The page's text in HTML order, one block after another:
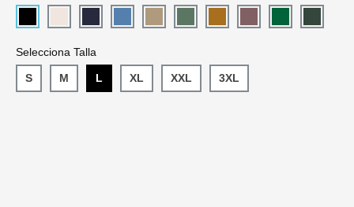
Selecciona Talla
S M L XL XXL 3XL